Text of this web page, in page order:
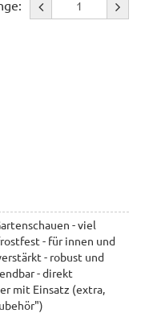
- viel
- für innen und
- robust und
- direkt
mit Einsatz (extra,